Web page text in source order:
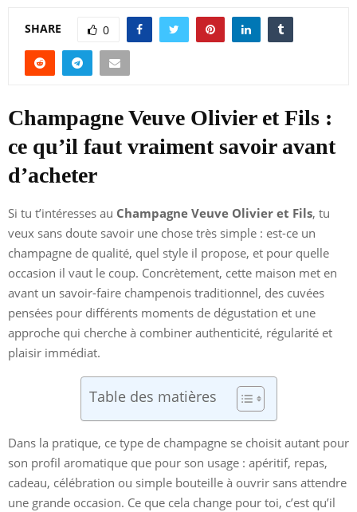
SHARE 0
Champagne Veuve Olivier et Fils :
ce qu’il faut vraiment savoir avant
d’acheter
Si tu t’intéresses au Champagne Veuve Olivier et Fils, tu
veux sans doute savoir une chose très simple : est-ce un
champagne de qualité, quel style il propose, et pour quelle
occasion il vaut le coup. Concrètement, cette maison met en
avant un savoir-faire champenois traditionnel, des cuvées
pensées pour différents moments de dégustation et une
approche qui cherche à combiner authenticité, régularité et
plaisir immédiat.
Table des matières
Dans la pratique, ce type de champagne se choisit autant pour
son profil aromatique que pour son usage : apéritif, repas,
cadeau, célébration ou simple bouteille à ouvrir sans attendre
une grande occasion. Ce que cela change pour toi, c’est qu’il